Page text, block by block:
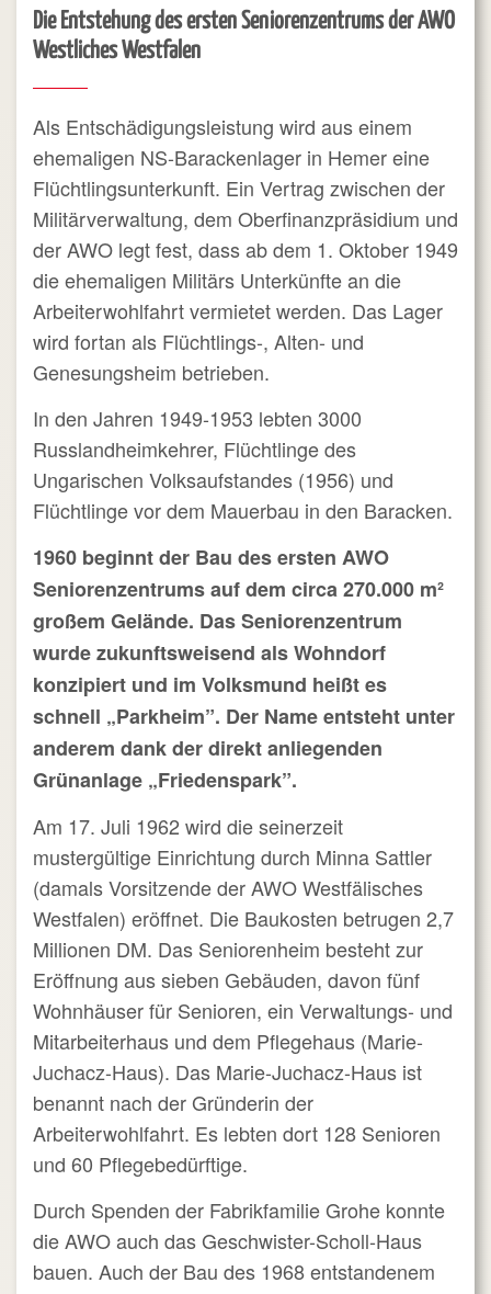
Die Entstehung des ersten Seniorenzentrums der AWO
Westliches Westfalen
Als Entschädigungsleistung wird aus einem
ehemaligen NS-Barackenlager in Hemer eine
Flüchtlingsunterkunft. Ein Vertrag zwischen der
Militärverwaltung, dem Oberfinanzpräsidium und
der AWO legt fest, dass ab dem 1. Oktober 1949
die ehemaligen Militärs Unterkünfte an die
Arbeiterwohlfahrt vermietet werden. Das Lager
wird fortan als Flüchtlings-, Alten- und
Genesungsheim betrieben.
In den Jahren 1949-1953 lebten 3000
Russlandheimkehrer, Flüchtlinge des
Ungarischen Volksaufstandes (1956) und
Flüchtlinge vor dem Mauerbau in den Baracken.
1960 beginnt der Bau des ersten AWO
Seniorenzentrums auf dem circa 270.000 m²
großem Gelände. Das Seniorenzentrum
wurde zukunftsweisend als Wohndorf
konzipiert und im Volksmund heißt es
schnell „Parkheim”. Der Name entsteht unter
anderem dank der direkt anliegenden
Grünanlage „Friedenspark”.
Am 17. Juli 1962 wird die seinerzeit
mustergültige Einrichtung durch Minna Sattler
(damals Vorsitzende der AWO Westfälisches
Westfalen) eröffnet. Die Baukosten betrugen 2,7
Millionen DM. Das Seniorenheim besteht zur
Eröffnung aus sieben Gebäuden, davon fünf
Wohnhäuser für Senioren, ein Verwaltungs- und
Mitarbeiterhaus und dem Pflegehaus (Marie-
Juchacz-Haus). Das Marie-Juchacz-Haus ist
benannt nach der Gründerin der
Arbeiterwohlfahrt. Es lebten dort 128 Senioren
und 60 Pflegebedürftige.
Durch Spenden der Fabrikfamilie Grohe konnte
die AWO auch das Geschwister-Scholl-Haus
bauen. Auch der Bau des 1968 entstandenem